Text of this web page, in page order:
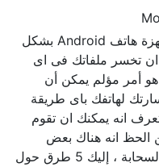
يعد الاحتفاظ بنسخة احتياطية من أجهزة هاتف Android بشكل
ان تخسر ملفاتك فى اى
أمر مؤلم يمكن أن
لهاتفك باى طريقة
انه يمكنك ان تقوم
الحظ انه هناك بعض
الطرق لفعل ذلك. إما محليًا أو على السحابة ، إليك 5 طرق حول